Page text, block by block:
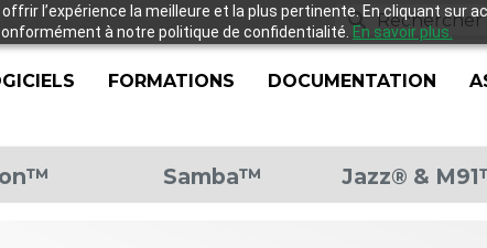
l’expérience la meilleure et la plus pertinente. En cliquant sur
à notre politique de confidentialité. En savoir plus.
FORMATIONS DOCUMENTATION
Samba™ Jazz® &